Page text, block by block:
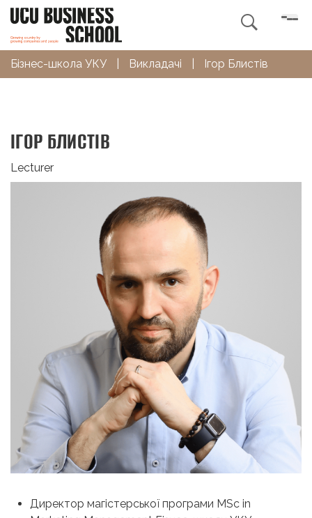

Бізнес-школа УКУ Викладачі Ігор Блистів
ІГОР БЛИСТІВ
Lecturer
Директор магістерської програми MSc in